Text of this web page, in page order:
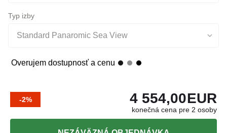
Standard Panaromic Sea View
NEZÁVÄZNÁ OBJEDNÁVKA